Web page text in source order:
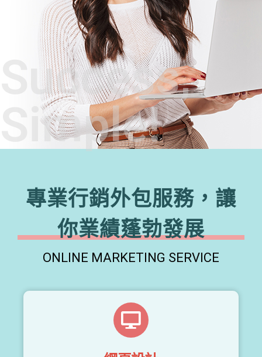
Success,
Simple!
專業行銷外包服務，讓
你業績蓬勃發展
ONLINE MARKETING SERVICE